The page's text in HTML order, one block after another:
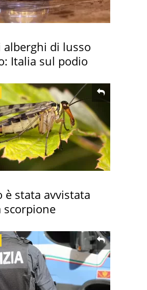
alberghi di lusso
Italia sul podio
è stata avvistata
scorpione